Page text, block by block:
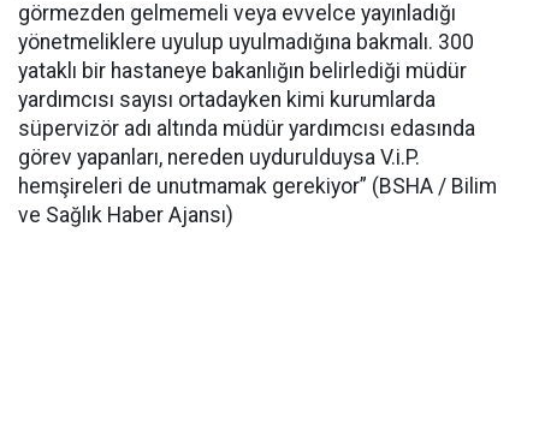
görmezden gelmemeli veya evvelce yayınladığı
yönetmeliklere uyulup uyulmadığına bakmalı. 300
yataklı bir hastaneye bakanlığın belirlediği müdür
yardımcısı sayısı ortadayken kimi kurumlarda
süpervizör adı altında müdür yardımcısı edasında
görev yapanları, nereden uydurulduysa V.i.P.
hemşireleri de unutmamak gerekiyor” (BSHA / Bilim
ve Sağlık Haber Ajansı)